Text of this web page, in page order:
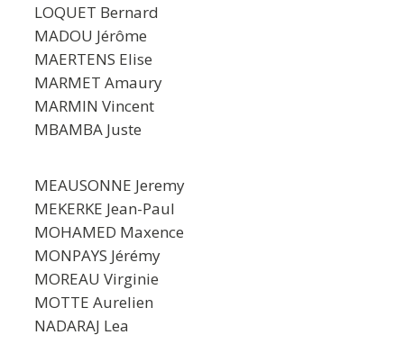
LOQUET Bernard
MADOU Jérôme
MAERTENS Elise
MARMET Amaury
MARMIN Vincent
MBAMBA Juste
MEAUSONNE Jeremy
MEKERKE Jean-Paul
MOHAMED Maxence
MONPAYS Jérémy
MOREAU Virginie
MOTTE Aurelien
NADARAJ Lea